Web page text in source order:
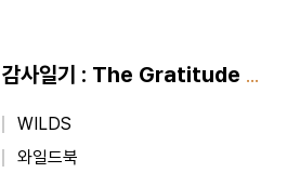
감사일기 : The Gratitude Diary
WILDS
와일드북